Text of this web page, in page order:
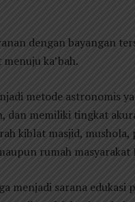
dengan bayangan
ka’bah.
metode astronomis
dan memiliki tingkat
kiblat masjid, mushola,
rumah masyarakat
menjadi sarana edukasi